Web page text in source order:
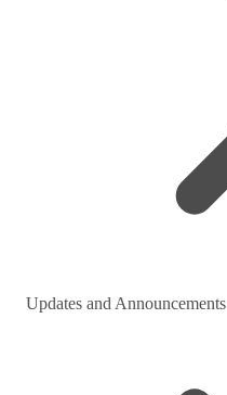
Updates and Announcements